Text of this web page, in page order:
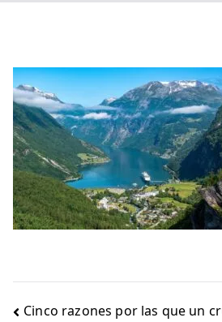
Navegación
Cinco razones por las que un